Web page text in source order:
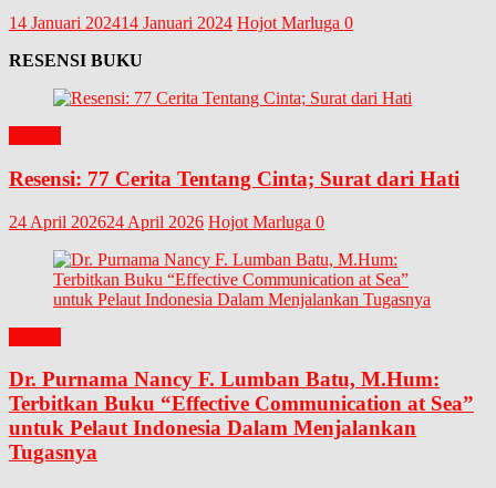
14 Januari 202414 Januari 2024 Hojot Marluga 0
RESENSI BUKU
Resensi: 77 Cerita Tentang Cinta; Surat dari Hati
24 April 202624 April 2026 Hojot Marluga 0
Dr. Purnama Nancy F. Lumban Batu, M.Hum:
Terbitkan Buku “Effective Communication at Sea”
untuk Pelaut Indonesia Dalam Menjalankan
Tugasnya